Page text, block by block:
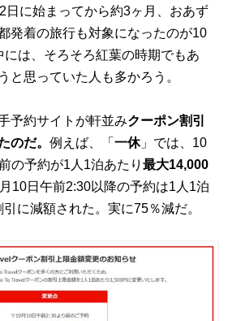
日に始まってから約3ヶ月、おあず
発着の旅行も対象になったのが10
には、そろそろ紅葉の時期でもあ
と思っていた人も多かろう。
予約サイトが軒並みクーポン割引
のだ。例えば、「一休」では、10
の予約が1人1泊あたり最大14,000
10日午前2:30以降の予約は1人1泊
引に減額された。実に75％減だ。